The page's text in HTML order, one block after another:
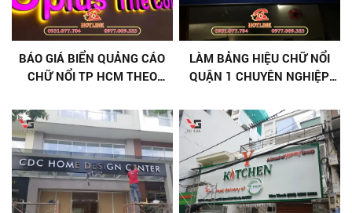
BÁO GIÁ BIỂN QUẢNG CÁO
CHỮ NỔI TP HCM THEO
LÀM BẢNG HIỆU CHỮ NỔI
QUẬN 1 CHUYÊN NGHIỆP,